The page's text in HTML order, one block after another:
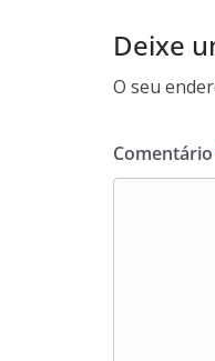
Deixe
O seu
Comentário